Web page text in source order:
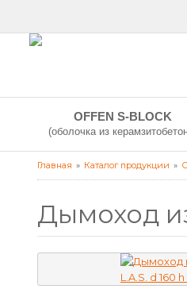
OFFEN S-BLOCK
(оболочка из
Главная Каталог продукции
Дымоход